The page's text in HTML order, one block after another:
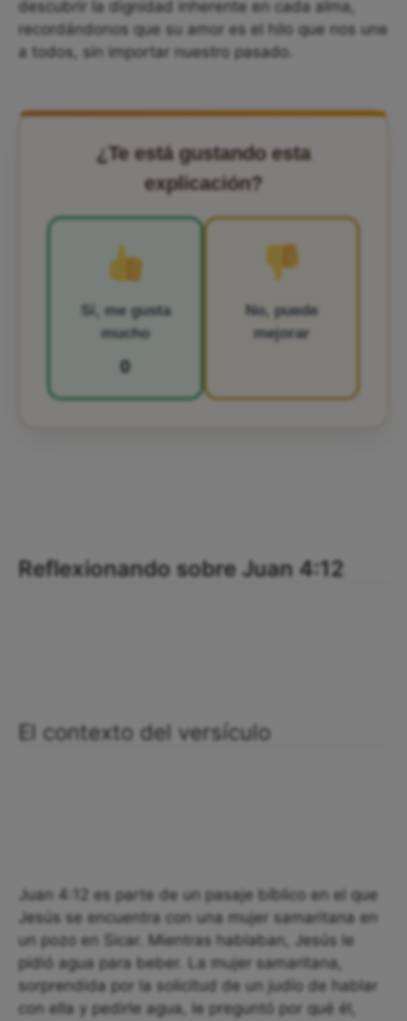
descubrir la dignidad inherente en cada alma,
recordándonos que su amor es el hilo que nos une
a todos, sin importar nuestro pasado.
¿Te está gustando esta
explicación?
Sí, me gusta
mucho
0
No, puede
mejorar
Reflexionando sobre Juan 4:12
El contexto del versículo
Juan 4:12 es parte de un pasaje bíblico en el que
Jesús se encuentra con una mujer samaritana en
un pozo en Sicar. Mientras hablaban, Jesús le
pidió agua para beber. La mujer samaritana,
sorprendida por la solicitud de un judío de hablar
con ella y pedirle agua, le preguntó por qué él,